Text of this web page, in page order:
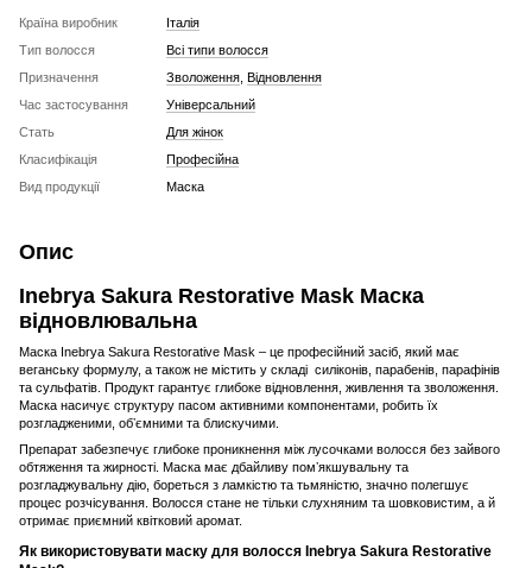
Країна виробник
Італія
Тип волосся
Всі типи волосся
Призначення
Зволоження Відновлення
Час застосування
Універсальний
Стать
Для жінок
Класифікація
Професійна
Вид продукції
Маска
Опис
Inebrya Sakura Restorative Mask Маска
відновлювальна
Маска Inebrya Sakura Restorative Mask – це професійний засіб, який має
веганську формулу, а також не містить у складі силіконів, парабенів, парафінів
та сульфатів. Продукт гарантує глибоке відновлення, живлення та зволоження.
Маска насичує структуру пасом активними компонентами, робить їх
розгладженими, обʼємними та блискучими.
Препарат забезпечує глибоке проникнення між лусочками волосся без зайвого
обтяження та жирності. Маска має дбайливу помʼякшувальну та
розгладжувальну дію, бореться з ламкістю та тьмяністю, значно полегшує
процес розчісування. Волосся стане не тільки слухняним та шовковистим, а й
отримає приємний квітковий аромат.
Як використовувати маску для волосся Inebrya Sakura Restorative